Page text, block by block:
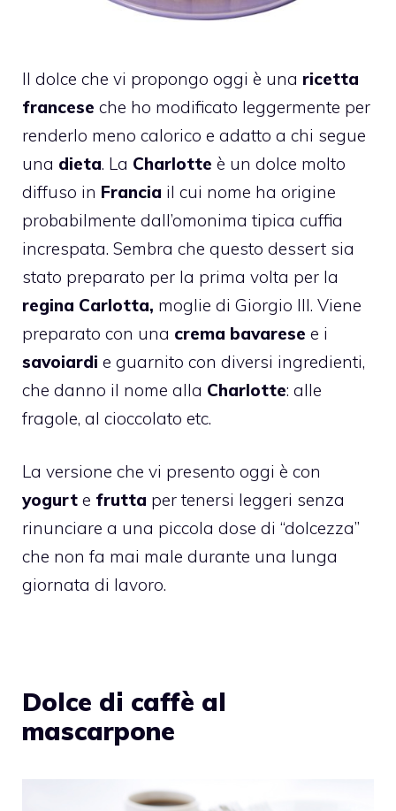
Il dolce che vi propongo oggi è una ricetta
francese che ho modificato leggermente per
renderlo meno calorico e adatto a chi segue
una dieta. La Charlotte è un dolce molto
diffuso in Francia il cui nome ha origine
probabilmente dall’omonima tipica cuffia
increspata. Sembra che questo dessert sia
stato preparato per la prima volta per la
regina Carlotta, moglie di Giorgio III. Viene
preparato con una crema bavarese e i
savoiardi e guarnito con diversi ingredienti,
che danno il nome alla Charlotte: alle
fragole, al cioccolato etc.
La versione che vi presento oggi è con
yogurt e frutta per tenersi leggeri senza
rinunciare a una piccola dose di “dolcezza”
che non fa mai male durante una lunga
giornata di lavoro.
Dolce di caffè al
mascarpone